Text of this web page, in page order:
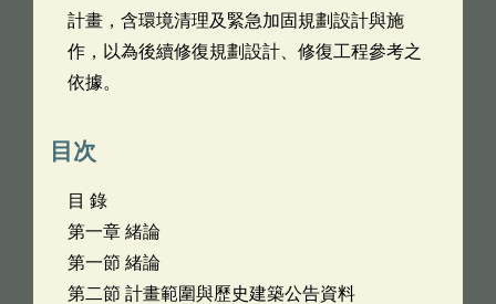
計畫，含環境清理及緊急加固規劃設計與施
作，以為後續修復規劃設計、修復工程參考之
依據。
目次
目 錄
第一章 緒論
第一節 緒論
第二節 計畫範圍與歷史建築公告資料